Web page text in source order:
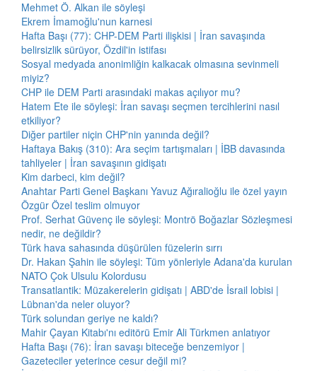
Mehmet Ö. Alkan ile söyleşi
Ekrem İmamoğlu'nun karnesi
Hafta Başı (77): CHP-DEM Parti ilişkisi | İran savaşında
belirsizlik sürüyor, Özdil'in istifası
Sosyal medyada anonimliğin kalkacak olmasına sevinmeli
miyiz?
CHP ile DEM Parti arasındaki makas açılıyor mu?
Hatem Ete ile söyleşi: İran savaşı seçmen tercihlerini nasıl
etkiliyor?
Diğer partiler niçin CHP'nin yanında değil?
Haftaya Bakış (310): Ara seçim tartışmaları | İBB davasında
tahliyeler | İran savaşının gidişatı
Kim darbeci, kim değil?
Anahtar Parti Genel Başkanı Yavuz Ağıralioğlu ile özel yayın
Özgür Özel teslim olmuyor
Prof. Serhat Güvenç ile söyleşi: Montrö Boğazlar Sözleşmesi
nedir, ne değildir?
Türk hava sahasında düşürülen füzelerin sırrı
Dr. Hakan Şahin ile söyleşi: Tüm yönleriyle Adana'da kurulan
NATO Çok Ulsulu Kolordusu
Transatlantik: Müzakerelerin gidişatı | ABD'de İsrail lobisi |
Lübnan'da neler oluyor?
Türk solundan geriye ne kaldı?
Mahir Çayan Kitabı'nı editörü Emir Ali Türkmen anlatıyor
Hafta Başı (76): İran savaşı biteceğe benzemiyor |
Gazeteciler yeterince cesur değil mi?